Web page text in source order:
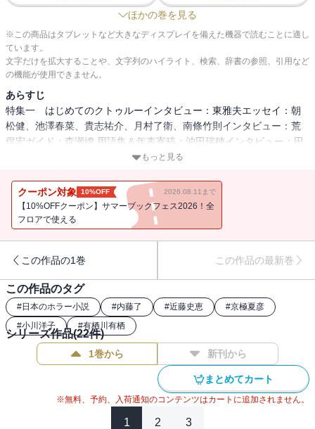
ほかの巻を見る
※この商品はタブレットなど大きなディスプレイを備えた機器で読むことに適し
ています。
文字だけを拡大することや、文字列のハイライト、検索、辞書の参照、引用など
の機能が使用できません。
あらすじ
特集一 はじめてのクトゥルーインタビュー：東雅夫エッセイ：朝
松健、池澤春菜、貴志祐介、月村了衛、南條竹則インタビュー：荒
俣宏ガイド：森瀬繚 用語集＆年表寄稿：沖田瑞穂インタビュー：田
辺剛（漫画「ラヴクラフト傑作集」シリーズ）、長澤剛（アニメ
『Fate/Grand Order』「禁忌降臨庭園 セイレム」シナリオ）座談：
坂本雅之・内山靖二郎（アーカム・メンバーズ）×竜騎士07「TRPG
からひもとくクトゥルー世界」ショートショート小説競作：菊地秀
一×近藤亮太（映画監督）ダブルインタビュー：乙一・山白朝子ブッ
クガイド：千街晶之 乙一・山白コメント付き寄稿：「乙一 三十周
年に寄せて」舞城王太郎、河野裕、佐藤友哉、住野よる寄稿：乙一
三十周年記念エッセイ◆特集のほか連載など多数 特別掲載：京極
夏彦、綿矢りさ小説：小川洋子、澤村伊智漫画：諸星大二郎、高橋
葉介、押切蓮介論考・エッセイ：東 雅夫、村上健司×多田克己怪談実
話：加門七海、宇津呂鹿太郎、Dr.マキダシ、田部井隼人グラビア：
オノ・タコ、芳賀日出男+芳賀日向、佐藤健寿、怪食巡礼情報コーナ
ー：京極夏彦×宮部みゆき、小松和彦、礒崎純一、朱雀門出、上條一
輝×藍峯ジュン、渡辺正樹、Whatever 飯田依里子・SO、渡部瑞希、
南條竹則、藤川 Q（化け通 『KAZUMA KANEKO’S ツクヨミ』）、
もっと見る
クーポン対象 10%OFF 2026.08.11まで
【10%OFFクーポン】サマーブックフェス2026！全
フロアで使える
この作品の1巻 この作品の最新巻
この作品のタグ
#日本のホラー小説 #内藤了 #近藤史恵 #京極夏彦
#小川洋子 #有栖川有栖
シリーズ作品(22件)
1巻から 新刊から
まとめてカート
※無料、予約、入荷通知のコンテンツはカートに追加されません。
1 2 3